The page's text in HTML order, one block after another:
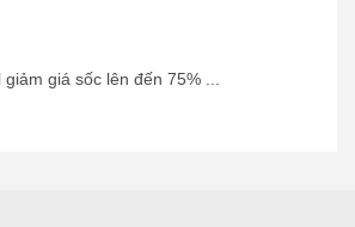
giảm giá sốc lên đến 75% ...